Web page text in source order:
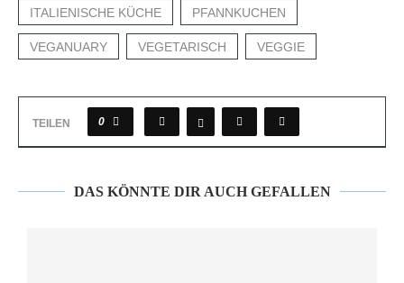
ITALIENISCHE KÜCHE PFANNKUCHEN
VEGANUARY VEGETARISCH VEGGIE
TEILEN 0
DAS KÖNNTE DIR AUCH GEFALLEN